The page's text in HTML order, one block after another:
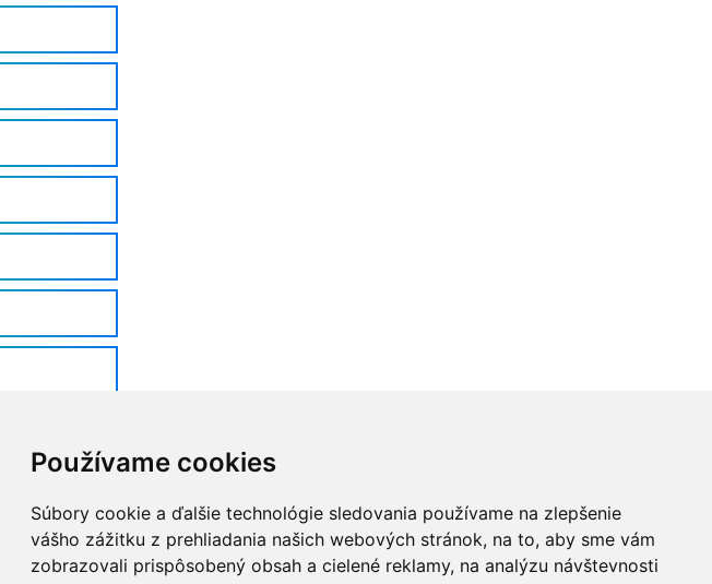
Používame cookies
Súbory cookie a ďalšie technológie sledovania používame na zlepšenie
vášho zážitku z prehliadania našich webových stránok, na to, aby sme vám
zobrazovali prispôsobený obsah a cielené reklamy, na analýzu návštevnosti
данных